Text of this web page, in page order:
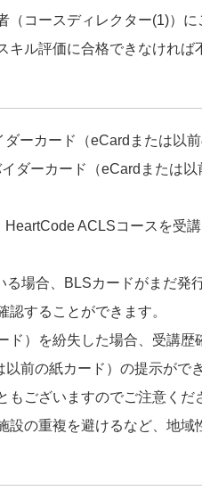
コースディレクター(1)）に
キル評価に合格できなければ
ーカード（eCardまたは以
ダーカード（eCardまたは
ACLSコースを受
場合、BLSカードがまだ発
することができます。
）を紛失した場合、受講歴
前の紙カード）の提示がで
ございますのでご注意くだ
の重複を避けるなど、地域